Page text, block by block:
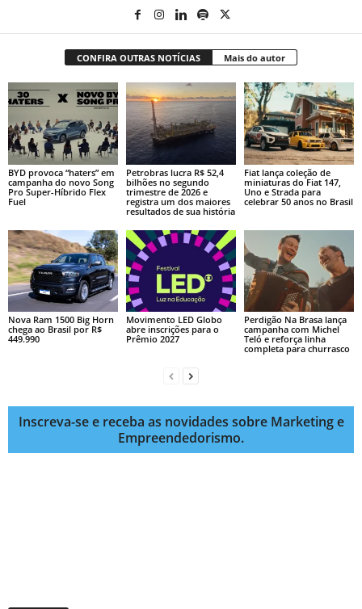
CONFIRA OUTRAS NOTÍCIAS Mais do autor
BYD provoca “haters” em
campanha do novo Song
Pro Super-Híbrido Flex
Fuel
Petrobras lucra R$ 52,4
bilhões no segundo
trimestre de 2026 e
registra um dos maiores
resultados de sua história
Fiat lança coleção de
miniaturas do Fiat 147,
Uno e Strada para
celebrar 50 anos no Brasil
Nova Ram 1500 Big Horn
chega ao Brasil por R$
449.990
Movimento LED Globo
abre inscrições para o
Prêmio 2027
Perdigão Na Brasa lança
campanha com Michel
Teló e reforça linha
completa para churrasco
Inscreva-se e receba as novidades sobre Marketing e
Empreendedorismo.